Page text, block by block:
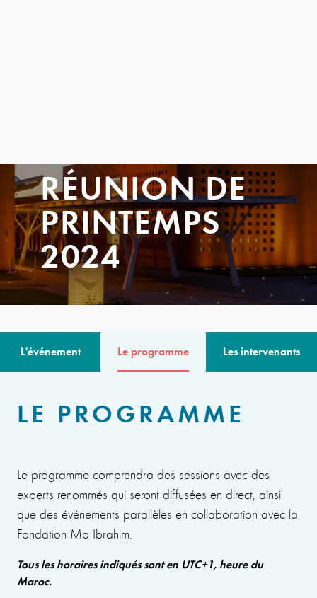
RÉUNION DE
PRINTEMPS
2024
L'événement Le programme Les intervenants
LE PROGRAMME
Le programme comprendra des sessions avec des
experts renommés qui seront diffusées en direct, ainsi
que des événements parallèles en collaboration avec la
Fondation Mo Ibrahim.
Tous les horaires indiqués sont en UTC+1, heure du
Maroc.